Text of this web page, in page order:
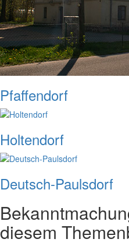
Pfaffendorf
Holtendorf
Deutsch-Paulsdorf
diesem